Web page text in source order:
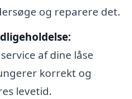
og reparere det.
af dine låse
korrekt og
levetid.